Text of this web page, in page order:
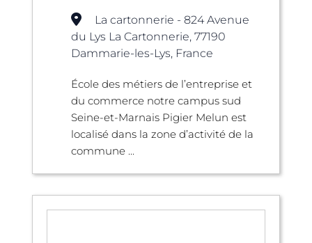
La cartonnerie - 824 Avenue
du Lys La Cartonnerie, 77190
Dammarie-les-Lys, France
École des métiers de l’entreprise et
du commerce notre campus sud
Seine-et-Marnais Pigier Melun est
localisé dans la zone d’activité de la
commune ...